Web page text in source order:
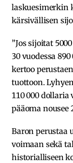
laskuesimerkin
kärsivällisen
”Jos sijoitat
30 vuodessa
kertoo
tuottoon.
110 000 dollaria
pääoma nousee
Baron perustaa
voimaan sekä
historialliseen